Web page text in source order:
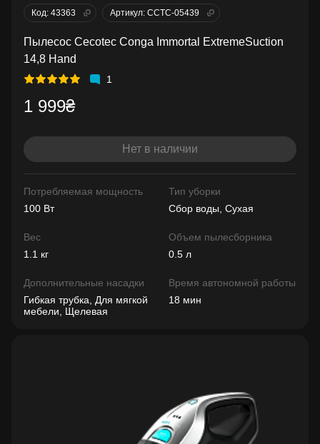
Код: 43363 Артикул: CCTC-05439
Пылесос Cecotec Conga Immortal ExtremeSuction
14,8 Hand
1
1 999₴
Нет в наличии
Потребляемая мощность
100 Вт
Тип уборки
Сбор воды, Сухая
Вес
1.1 кг
Объем пылесборника
0.5 л
Дополнительные насадки
Гибкая трубка, Для мягкой
мебели, Щелевая
Время автономной работы
18 мин